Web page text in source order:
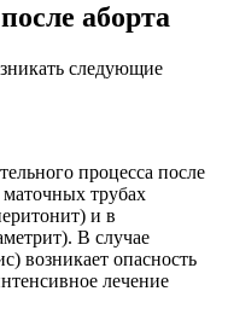
aбopта
следующие
процесса после
маточных трубах
и в
В случае
возникает опасность
лечение